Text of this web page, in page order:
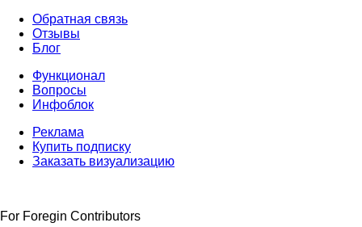
Обратная связь
Отзывы
Блог
Функционал
Вопросы
Инфоблок
Реклама
Купить подписку
Заказать визуализацию
For Foregin Contributors